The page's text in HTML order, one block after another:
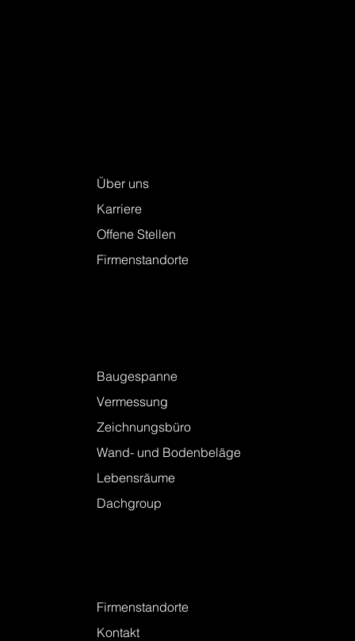
Über uns
Karriere
Keller + Steiner AG
Leistungen
Baugespanne
Vermessung
Zeichnungsbüro
Wand- und Bodenbeläge
Kontakt